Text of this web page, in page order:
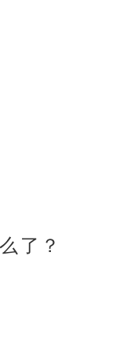
了？